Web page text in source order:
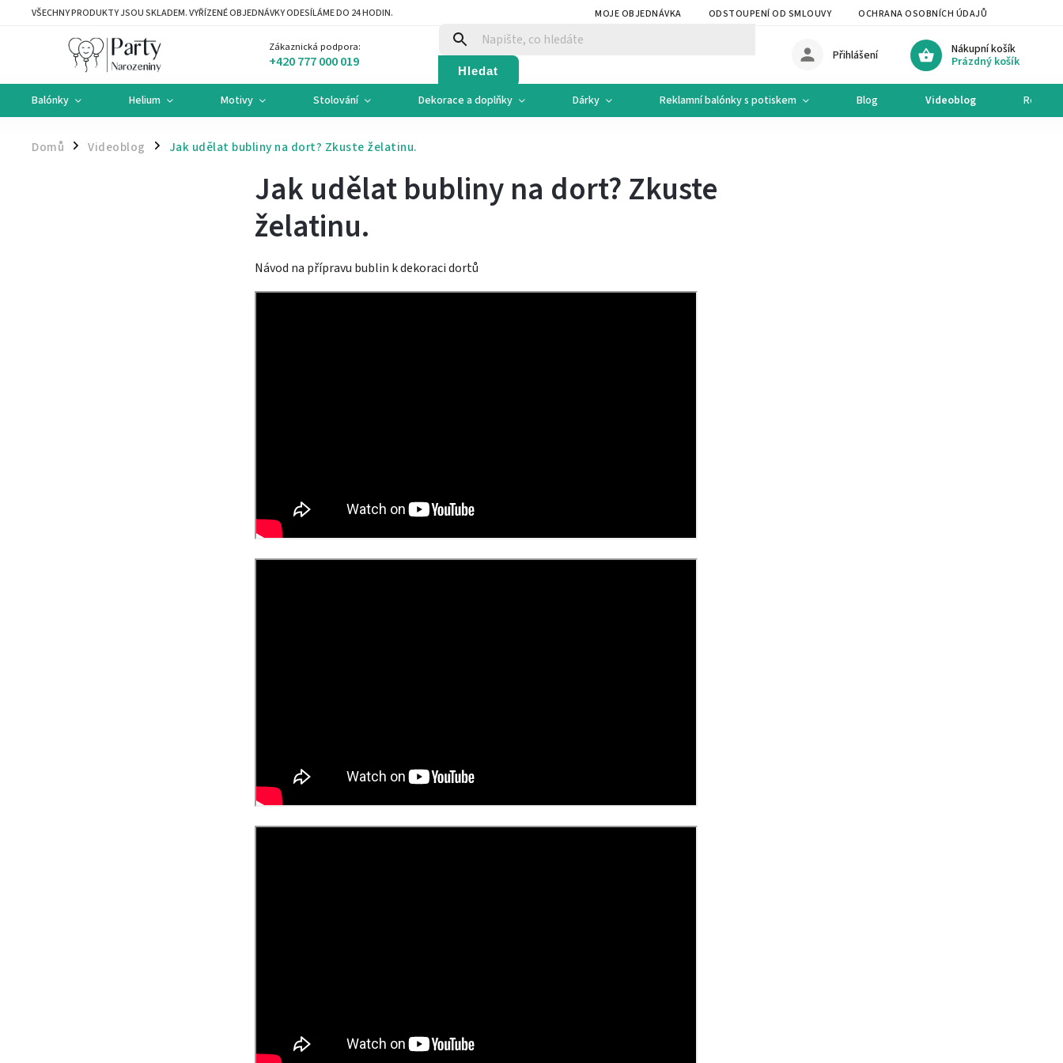
VŠECHNY PRODUKTY JSOU SKLADEM. VYŘÍZENÉ OBJEDNÁVKY ODESÍLÁME DO 24 HODIN. MOJE OBJEDNÁVKA ODSTOUPENÍ OD SMLOUVY OCHRANA OSOBNÍCH ÚDAJŮ
Zákaznická podpora:
+420 777 000 019 Hledat
Nákupní košík
Prázdný košík
Přihlášení
Balónky Helium Motivy Stolování Dekorace a doplňky Dárky Reklamní balónky s potiskem Blog Videoblog
Domů / Videoblog / Jak udělat bubliny na dort? Zkuste želatinu.
Jak udělat bubliny na dort? Zkuste
želatinu.
Návod na přípravu bublin k dekoraci dortů